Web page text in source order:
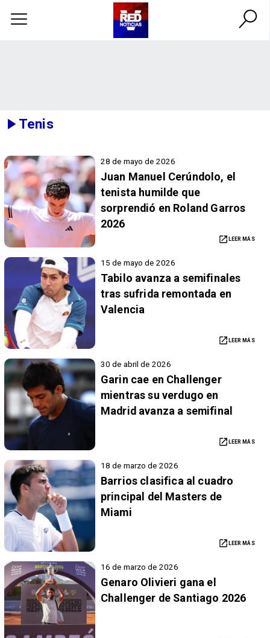
Tenis
28 de mayo de 2026
Juan Manuel Cerúndolo, el
tenista humilde que
sorprendió en Roland Garros
2026
LEER MÁS
15 de mayo de 2026
Tabilo avanza a semifinales
tras sufrida remontada en
Valencia
LEER MÁS
30 de abril de 2026
Garin cae en Challenger
mientras su verdugo en
Madrid avanza a semifinal
LEER MÁS
18 de marzo de 2026
Barrios clasifica al cuadro
principal del Masters de
Miami
LEER MÁS
16 de marzo de 2026
Genaro Olivieri gana el
Challenger de Santiago 2026